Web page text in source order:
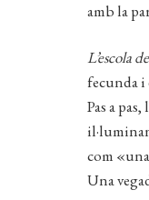
amb la
L’escola
fecunda
Pas a
com
Una